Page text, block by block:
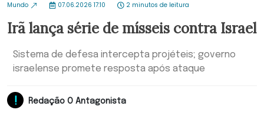
Mundo 07.06.2026 17:10 2 minutos de leitura
Irã lança série de mísseis contra Israel
Sistema de defesa intercepta projéteis; governo
israelense promete resposta após ataque
Redação O Antagonista